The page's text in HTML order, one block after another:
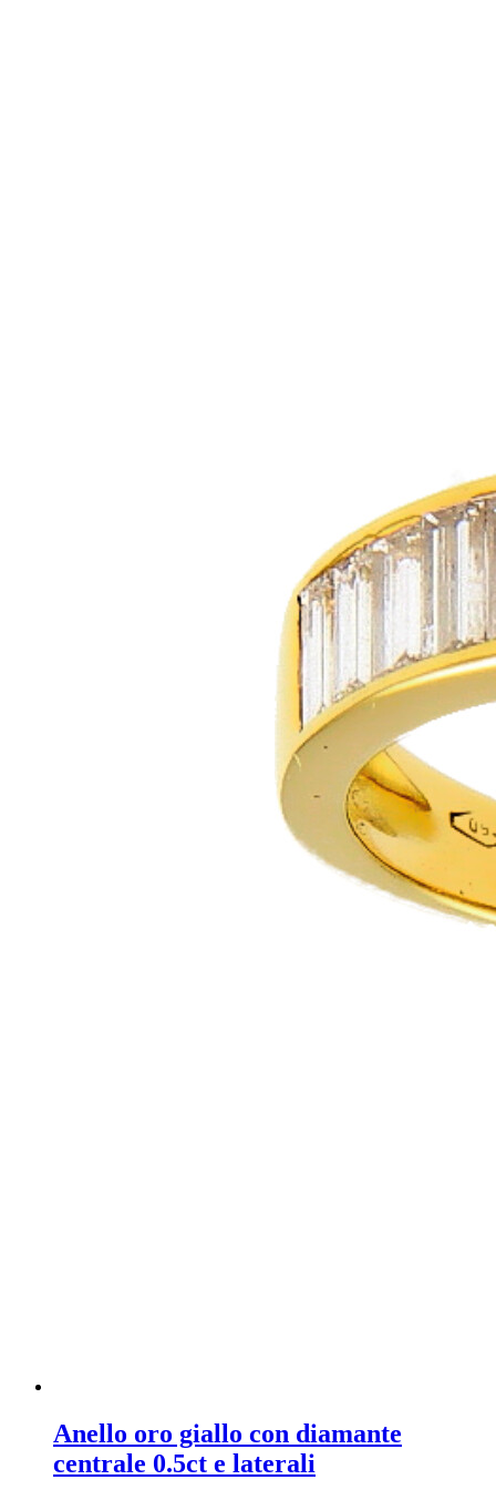
Anello oro giallo con diamante
centrale 0.5ct e laterali